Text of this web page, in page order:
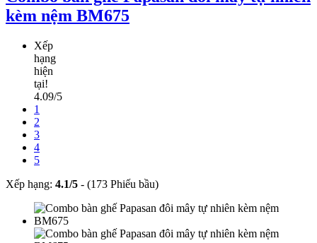
kèm nệm BM675
Xếp
hạng
hiện
tại!
4.09/5
1
2
3
4
5
Xếp hạng: 4.1/5 - (173 Phiếu bầu)